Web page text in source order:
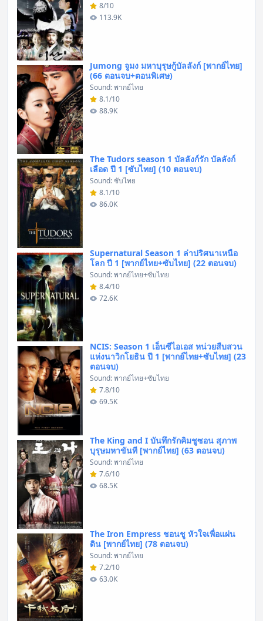
8/10
113.9K
Jumong จูมง มหาบุรุษกู้บัลลังก์ [พากย์ไทย]
(66 ตอนจบ+ตอนพิเศษ)
Sound: พากย์ไทย
8.1/10
88.9K
The Tudors season 1 บัลลังก์รัก บัลลังก์
เลือด ปี 1 [ซับไทย] (10 ตอนจบ)
Sound: ซับไทย
8.1/10
86.0K
Supernatural Season 1 ล่าปริศนาเหนือ
โลก ปี 1 [พากย์ไทย+ซับไทย] (22 ตอนจบ)
Sound: พากย์ไทย+ซับไทย
8.4/10
72.6K
NCIS: Season 1 เอ็นซีไอเอส หน่วยสืบสวน
แห่งนาวิกโยธิน ปี 1 [พากย์ไทย+ซับไทย] (23
ตอนจบ)
Sound: พากย์ไทย+ซับไทย
7.8/10
69.5K
The King and I บันทึกรักคิมชูซอน สุภาพ
บุรุษมหาขันที [พากย์ไทย] (63 ตอนจบ)
Sound: พากย์ไทย
7.6/10
68.5K
The Iron Empress ชอนชู หัวใจเพื่อแผ่น
ดิน [พากย์ไทย] (78 ตอนจบ)
Sound: พากย์ไทย
7.2/10
63.0K